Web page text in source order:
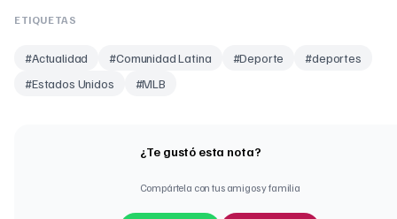
ETIQUETAS
#Actualidad #Comunidad Latina #Deporte #deportes
#Estados Unidos #MLB
¿Te gustó esta nota?
Compártela con tus amigos y familia